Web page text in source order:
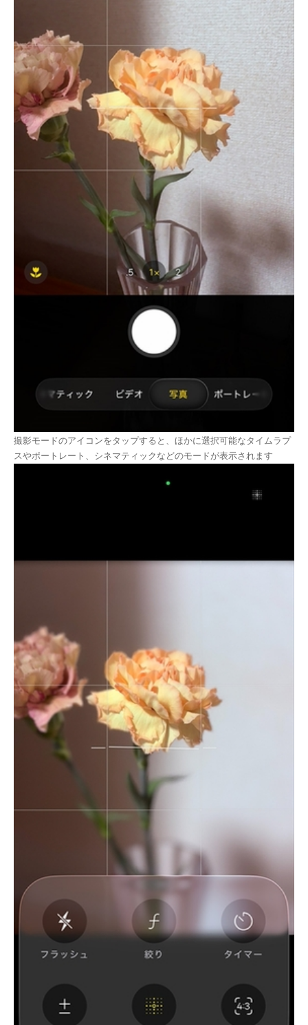
撮影モードのアイコンをタップすると、ほかに選択可能なタイムラプ
スやポートレート、シネマティックなどのモードが表示されます